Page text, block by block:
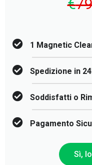
€
1 Magnetic
Spedizione in
Soddisfatti o
Pagamento
Sì,